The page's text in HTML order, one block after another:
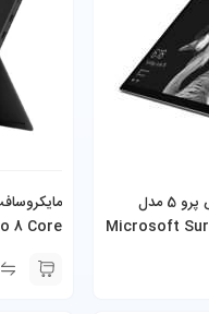
مایکروسافت سرفیس پرو 5 مدل
Microsoft
8 Core
همراه